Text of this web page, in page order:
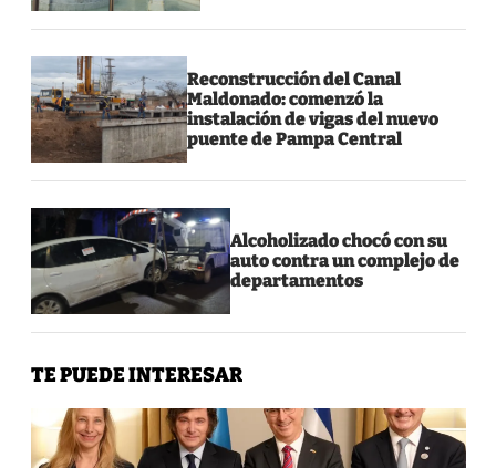
Reconstrucción del Canal
Maldonado: comenzó la
instalación de vigas del nuevo
puente de Pampa Central
Alcoholizado chocó con su
auto contra un complejo de
departamentos
TE PUEDE INTERESAR